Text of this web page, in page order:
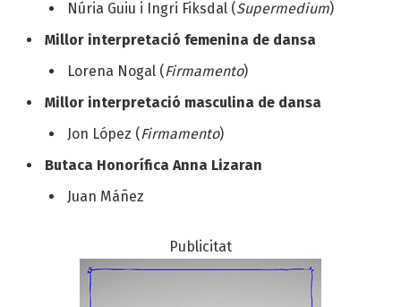
Núria Guiu i Ingri Fiksdal (Supermedium)
Millor interpretació femenina de dansa
Lorena Nogal (Firmamento)
Millor interpretació masculina de dansa
Jon López (Firmamento)
Butaca Honorífica Anna Lizaran
Juan Máñez
Publicitat